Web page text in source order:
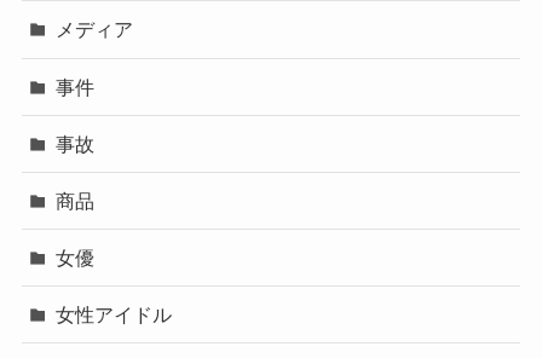
メディア
事件
事故
商品
女優
女性アイドル